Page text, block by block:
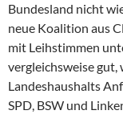
Bundesland nicht
neue Koalition aus
mit Leihstimmen
vergleichsweise gut,
Landeshaushalts
SPD, BSW und